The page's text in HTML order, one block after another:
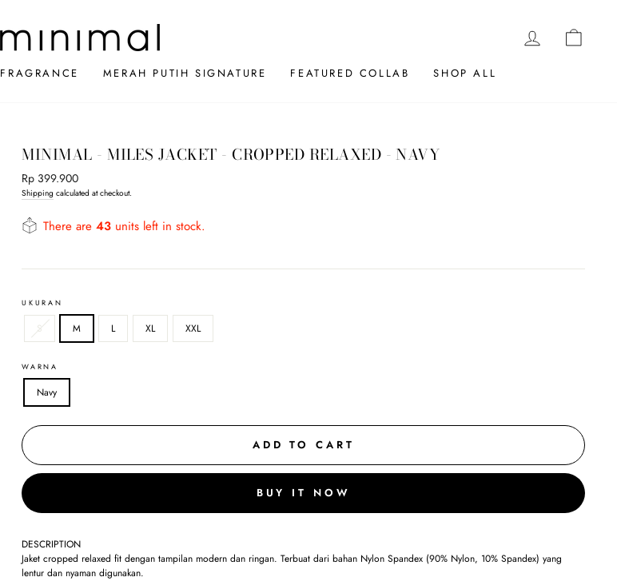
LOG IN
FRAGRANCE MERAH PUTIH SIGNATURE FEATURED COLLAB SHOP ALL
MINIMAL - MILES JACKET - CROPPED RELAXED - NAVY
Regular
price
Rp 399.900
Shipping calculated at checkout.
There are43 units left in stock.
UKURAN
S M L XL XXL
WARNA
Navy
ADD TO CART
BUY IT NOW
DESCRIPTION
Jaket cropped relaxed fit dengan tampilan modern dan ringan. Terbuat dari bahan Nylon Spandex (90% Nylon, 10% Spandex) yang
lentur dan nyaman digunakan.